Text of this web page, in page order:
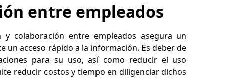
entre empleados
colaboración entre empleados asegura un
un acceso rápido a la información. Es deber de
para su uso, así como reducir el uso
reducir costos y tiempo en diligenciar dichos